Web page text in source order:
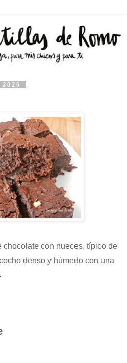
chocolate con nueces, típico de
denso y húmedo con una